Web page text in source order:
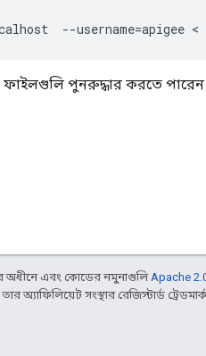
--username=apigee <
পুনরুদ্ধার করতে
অধীনে এবং কোডের নমুনাগুলিApache
সংস্থার রেজিস্টার্ড